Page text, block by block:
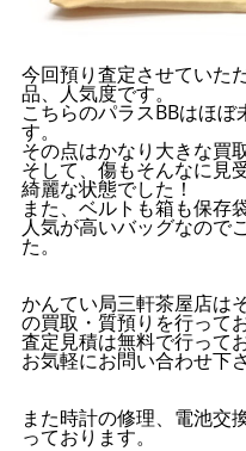
今回預り査定させていた
品、人気度です。
こちらのパラスBBはほ
す。
その点はかなり大きな買
そして、傷もそんなに見
綺麗な状態でした！
また、ベルトも箱も保存
人気が高いバッグなので
た。
かんてい局三軒茶屋店は
の買取・質預りを行って
査定見積は無料で行って
お気軽にお問い合わせ下
また時計の修理、電池交
っております。